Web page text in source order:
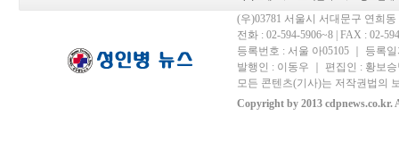
(우)03781 서울시 서대문구 연희
전화 : 02-594-5906~8 | FAX : 02-
등록번호 : 서울 아05105 ｜ 등록
발행인 : 이동우 ｜ 편집인 : 황보
모든 콘텐츠(기사)는 저작권법의
Copyright by 2013 cdpnews.co.kr.